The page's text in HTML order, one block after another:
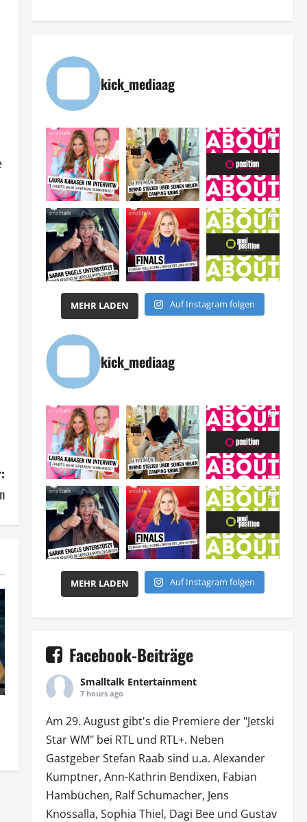
kick_mediaag
MEHR LADEN Auf Instagram folgen
kick_mediaag
MEHR LADEN Auf Instagram folgen
Facebook-Beiträge
Smalltalk Entertainment
7 hours ago
Am 29. August gibt's die Premiere der "Jetski
Star WM" bei RTLund RTL+. Neben
Gastgeber Stefan Raab sind u.a. Alexander
Kumptner, Ann-Kathrin Bendixen, Fabian
Hambüchen, Ralf Schumacher, Jens
Knossalla, Sophia Thiel, Dagi Beeund Gustav